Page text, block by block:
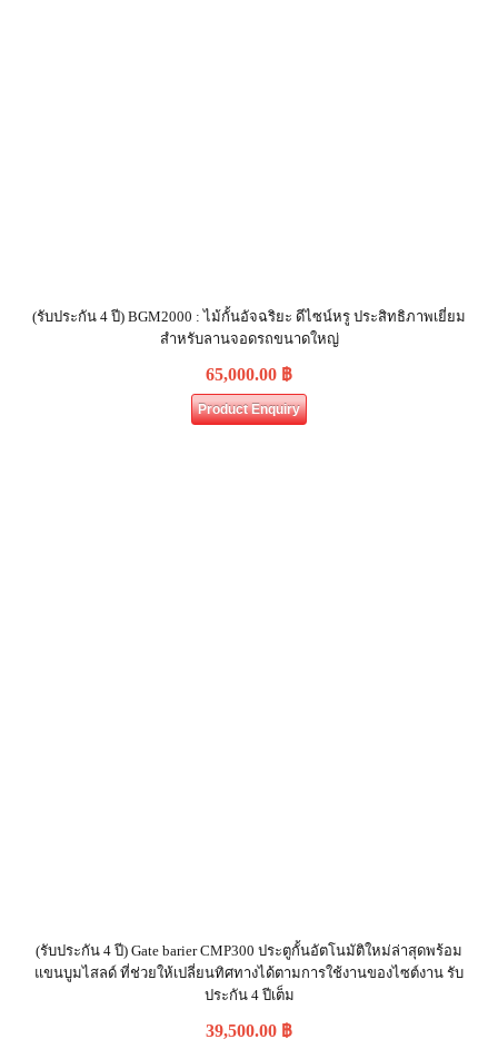
(รับประกัน 4 ปี) BGM2000 : ไม้กั้นอัจฉริยะ ดีไซน์หรู ประสิทธิภาพเยี่ยม
สำหรับลานจอดรถขนาดใหญ่
65,000.00 ฿
Product Enquiry
(รับประกัน 4 ปี) Gate barier CMP300 ประตูกั้นอัตโนมัติใหม่ล่าสุดพร้อม
แขนบูมไสลด์ ที่ช่วยให้เปลี่ยนทิศทางได้ตามการใช้งานของไซต์งาน รับ
ประกัน 4 ปีเต็ม
39,500.00 ฿